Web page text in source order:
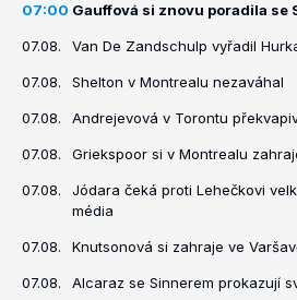
07:00 Gauffová si znovu poradila se
07.08. Van De Zandschulp vyřadil
07.08. Shelton v Montrealu nezaváhal
07.08. Andrejevová v Torontu
07.08. Griekspoor si v Montrealu
07.08.
Jódara čeká proti Lehečkovi
média
07.08. Knutsonová si zahraje ve
07.08. Alcaraz se Sinnerem prokazují